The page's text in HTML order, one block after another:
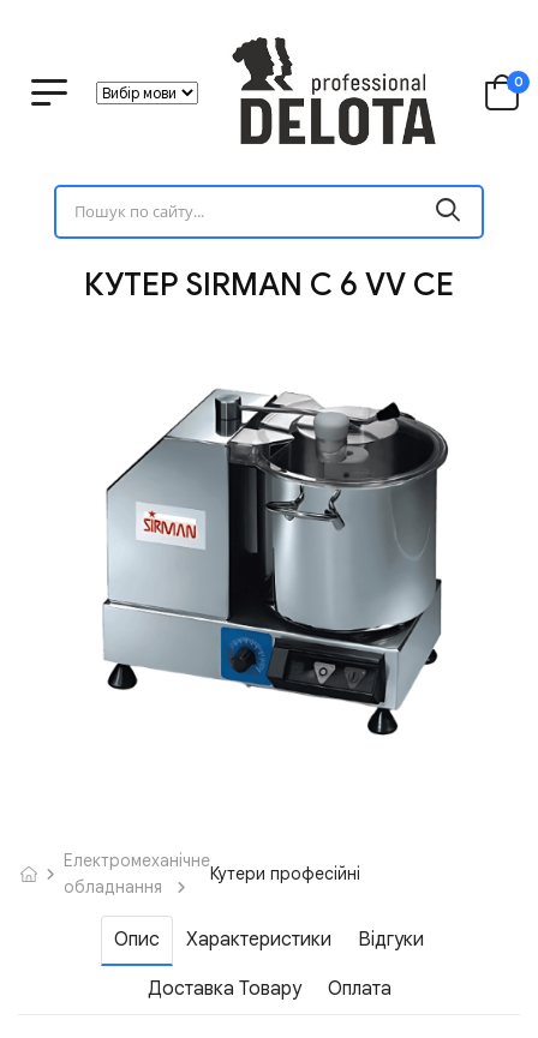
0
КУТЕР SIRMAN C 6 VV CE
Електромеханічне
обладнання
Кутери професійні
Опис Характеристики Відгуки
Доставка Товару Оплата